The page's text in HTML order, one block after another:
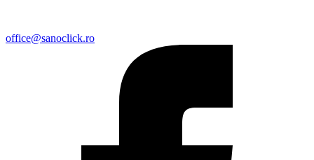
office@sanoclick.ro